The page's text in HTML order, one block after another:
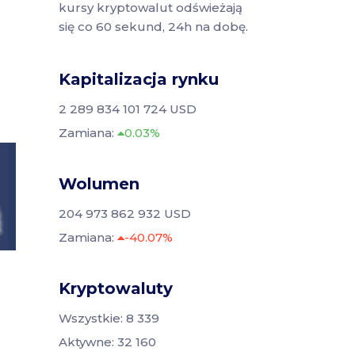
kursy kryptowalut odświeżają
się co 60 sekund, 24h na dobę.
Kapitalizacja rynku
2 289 834 101 724 USD
Zamiana:
0.03%
Wolumen
204 973 862 932 USD
Zamiana:
-40.07%
Kryptowaluty
Wszystkie: 8 339
Aktywne: 32 160